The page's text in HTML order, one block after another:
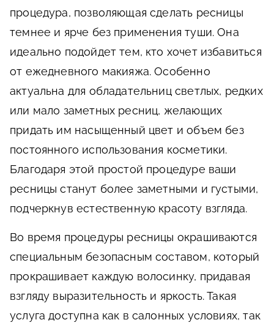
процедура, позволяющая сделать ресницы
темнее и ярче без применения туши. Она
идеально подойдет тем, кто хочет избавиться
от ежедневного макияжа. Особенно
актуальна для обладательниц светлых, редких
или мало заметных ресниц, желающих
придать им насыщенный цвет и объем без
постоянного использования косметики.
Благодаря этой простой процедуре ваши
ресницы станут более заметными и густыми,
подчеркнув естественную красоту взгляда.
Во время процедуры ресницы окрашиваются
специальным безопасным составом, который
прокрашивает каждую волосинку, придавая
взгляду выразительность и яркость. Такая
услуга доступна как в салонных условиях, так